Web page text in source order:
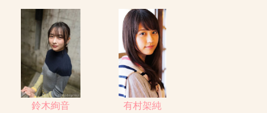
鈴木絢音 有村架純